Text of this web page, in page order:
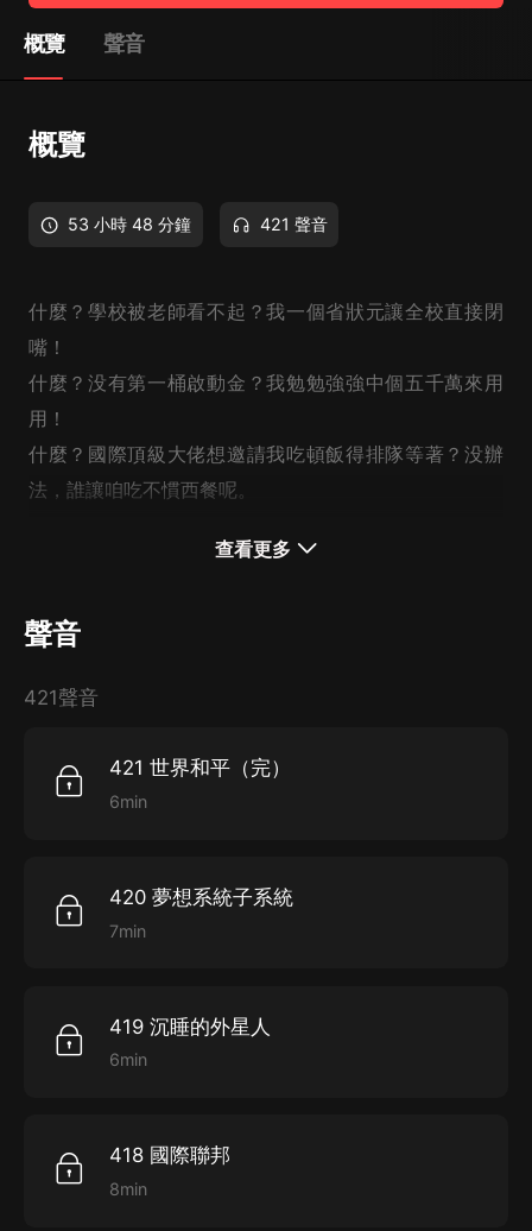
概覽 聲音
概覽
53 小時 48 分鐘 421 聲音
什麼？學校被老師看不起？我一個省狀元讓全校直接閉
嘴！
什麼？没有第一桶啟動金？我勉勉強強中個五千萬來用
用！
什麼？國際頂級大佬想邀請我吃頓飯得排隊等著？没辦
法，誰讓咱吃不慣西餐呢。
好了，現在系統是我的了~
此生，唯吾與所愛之人不可辜負！
演播：子瞻子瞻、一悠楓葉、女播景深
后期制作：櫻_桃_醬
查看更多
聲音
421聲音
421 世界和平（完）
6min
420 夢想系統子系統
7min
419 沉睡的外星人
6min
418 國際聯邦
8min